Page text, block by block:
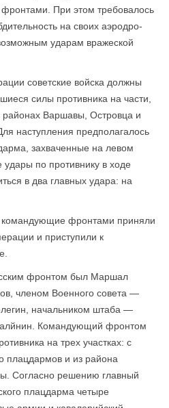
При этом требовалось
на своих аэродро­
ударам вражеской
советские войска должны
силы противника на части,
районах Варшавы, Островца и
наступления предполагалось
захваченные на левом
по противнику в ходе
в два главных удара: на
командующие фронтами приняли
и приступили к
фронтом был Маршал
членом Военного совета —
начальником штаба —
Командующий фронтом
на трех участках: с
плацдармов и из района
Согласно решению главный
плацдарма четыре